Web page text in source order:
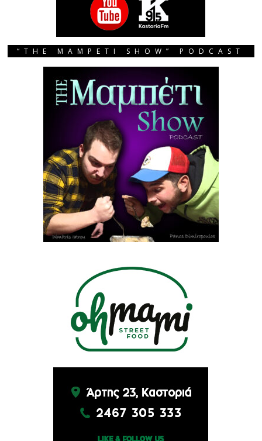
“THE MAMPETI SHOW” PODCAST